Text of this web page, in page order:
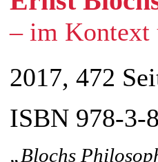
– im Kontext
2017, 472
ISBN 978-3-
„Blochs